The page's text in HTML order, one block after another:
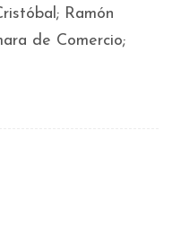
Ramón
de Comercio;